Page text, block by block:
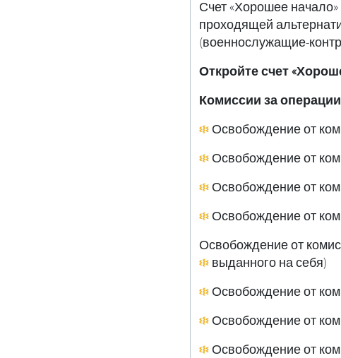
Счет «Хорошее
проходящей
(военнослужащие-
Откройте счет
Комиссии за
;Освобождение от
выданного на себя)